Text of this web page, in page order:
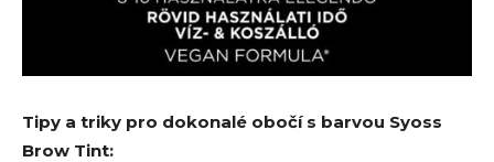
Tipy a triky pro dokonalé obočí s barvou Syoss
Brow Tint: